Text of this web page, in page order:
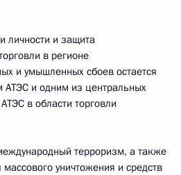
личности и защита
в регионе
и умышленных сбоев остается
АТЭС и одним из центральных
в области торговли
терроризм, а также
уничтожения и средств